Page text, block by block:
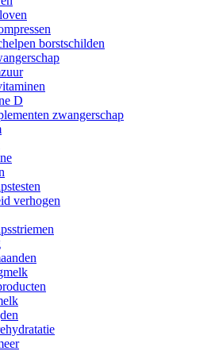
borstschilden
D
zwangerschap
verhogen